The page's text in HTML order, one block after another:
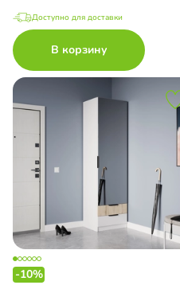
Доступно для доставки
В корзину
-10%